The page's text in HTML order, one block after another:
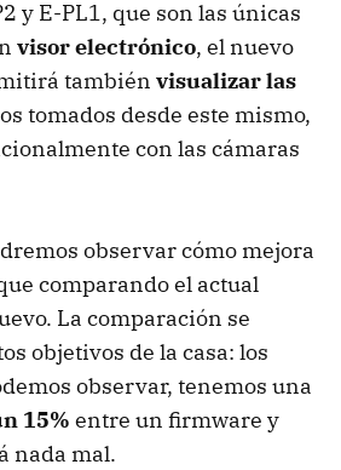
y E-PL1, que son las únicas
visor electrónico, el nuevo
también visualizar las
tomados desde este mismo,
con las cámaras
observar cómo mejora
comparando el actual
La comparación se
objetivos de la casa: los
observar, tenemos una
15% entre un firmware y
nada mal.